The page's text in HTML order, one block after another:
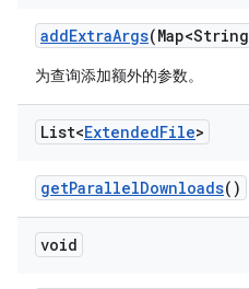
addExtraArgs(Map<String
为查询添加额外的参数。
List<ExtendedFile>
getParallelDownloads()
void